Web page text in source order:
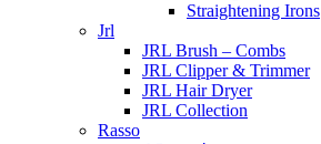
Straightening Irons
Jrl
JRL Brush – Combs
JRL Clipper & Trimmer
JRL Hair Dryer
JRL Collection
Rasso